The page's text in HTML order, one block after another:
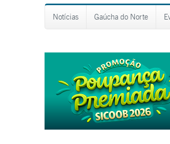
Notícias Gaúcha do Norte